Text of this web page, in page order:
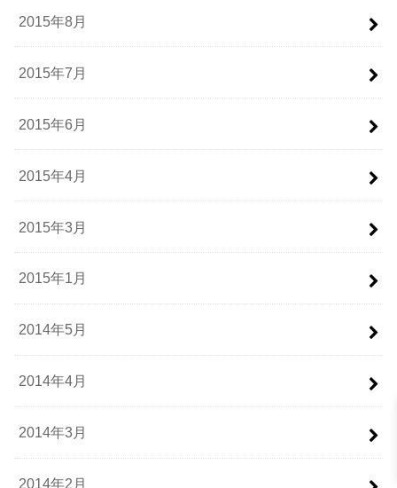
2015年8月
2015年7月
2015年6月
2015年4月
2015年3月
2015年1月
2014年5月
2014年4月
2014年3月
2014年2月